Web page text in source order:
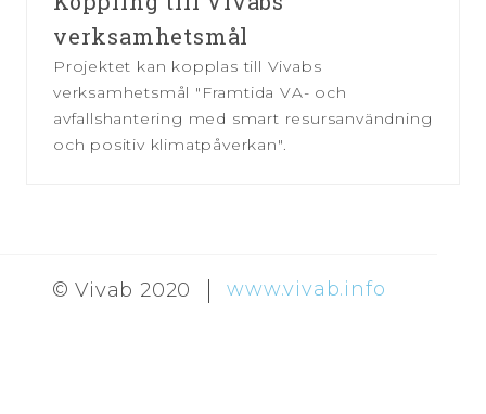
verksamhetsmål
Projektet kan kopplas till Vivabs
verksamhetsmål "Framtida VA- och
avfallshantering med smart resursanvändning
och positiv klimatpåverkan".
© Vivab 2020 www.vivab.info